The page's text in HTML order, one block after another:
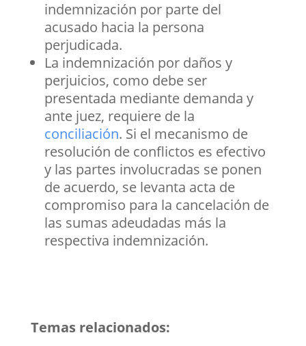
indemnización por parte del
acusado hacia la persona
perjudicada.
La indemnización por daños y
perjuicios, como debe ser
presentada mediante demanda y
ante juez, requiere de la
conciliación. Si el mecanismo de
resolución de conflictos es efectivo
y las partes involucradas se ponen
de acuerdo, se levanta acta de
compromiso para la cancelación de
las sumas adeudadas más la
respectiva indemnización.
Temas relacionados: